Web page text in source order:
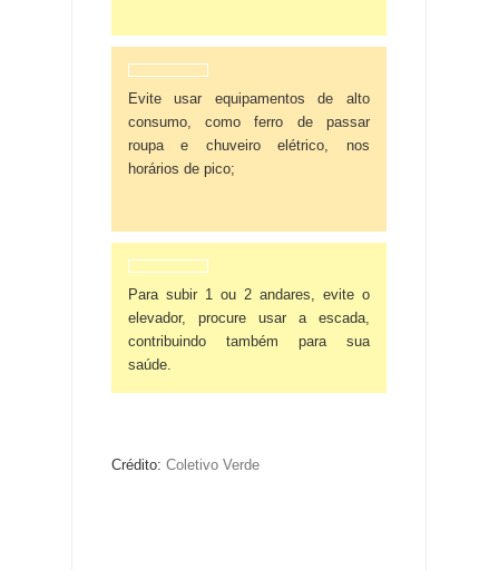
Evite usar equipamentos de alto
consumo, como ferro de passar
roupa e chuveiro elétrico, nos
horários de pico;
Para subir 1 ou 2 andares, evite o
elevador, procure usar a escada,
contribuindo também para sua
saúde.
Crédito: Coletivo Verde